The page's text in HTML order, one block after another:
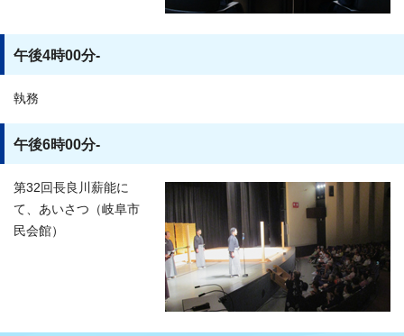
午後4時00分-
執務
午後6時00分-
第32回長良川薪能に
て、あいさつ（岐阜市
民会館）